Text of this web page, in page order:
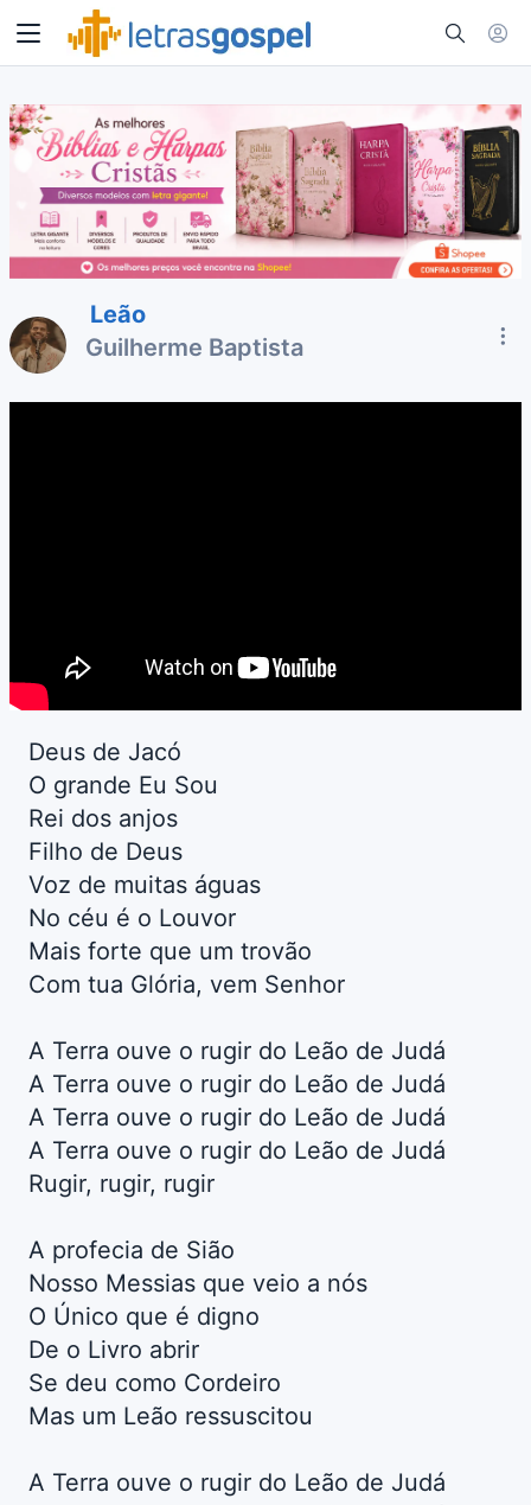
Leão
Guilherme Baptista
Deus de Jacó
O grande Eu Sou
Rei dos anjos
Filho de Deus
Voz de muitas águas
No céu é o Louvor
Mais forte que um trovão
Com tua Glória, vem Senhor
A Terra ouve o rugir do Leão de Judá
A Terra ouve o rugir do Leão de Judá
A Terra ouve o rugir do Leão de Judá
A Terra ouve o rugir do Leão de Judá
Rugir, rugir, rugir
A profecia de Sião
Nosso Messias que veio a nós
O Único que é digno
De o Livro abrir
Se deu como Cordeiro
Mas um Leão ressuscitou
A Terra ouve o rugir do Leão de Judá